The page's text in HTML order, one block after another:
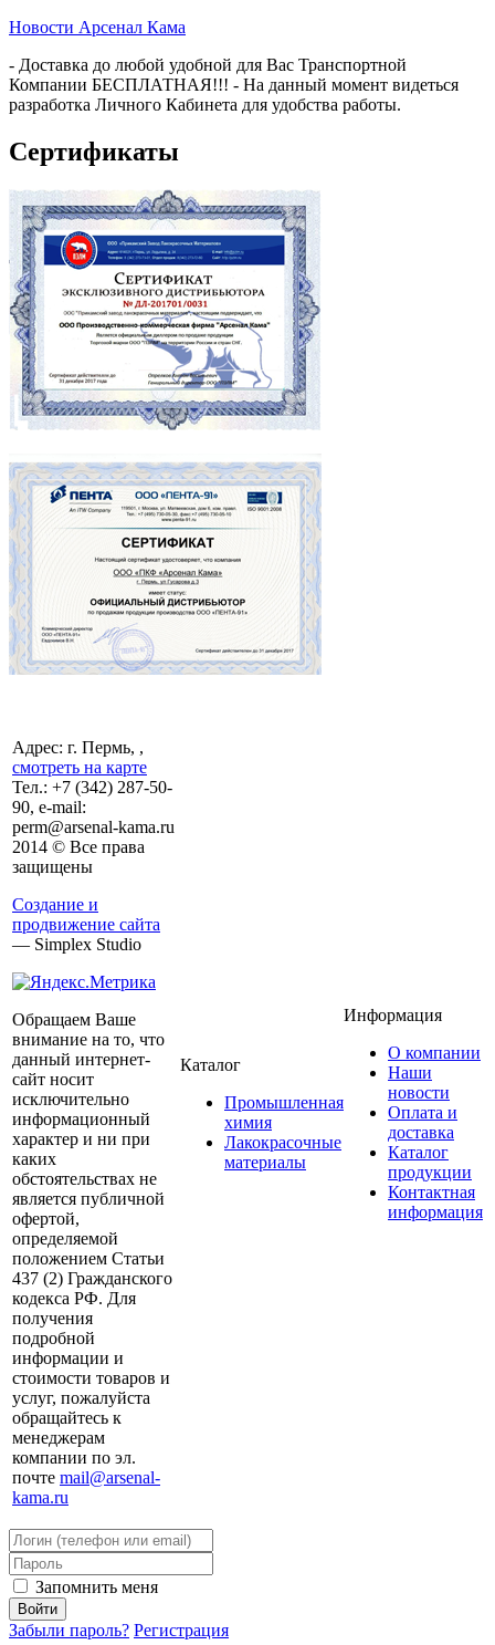
Новости Арсенал Кама
- Доставка до любой удобной для Вас Транспортной
Компании БЕСПЛАТНАЯ!!! - На данный момент видеться
разработка Личного Кабинета для удобства работы.
Сертификаты
Адрес: г. Пермь, ,
смотреть на карте
Тел.: +7 (342) 287-50-
90, e-mail:
perm@arsenal-kama.ru
2014 © Все права
защищены
Создание и
продвижение сайта
— Simplex Studio
Обращаем Ваше
внимание на то, что
данный интернет-
сайт носит
исключительно
информационный
характер и ни при
каких
обстоятельствах не
является публичной
офертой,
определяемой
положением Статьи
437 (2) Гражданского
кодекса РФ. Для
получения
подробной
информации и
стоимости товаров и
услуг, пожалуйста
обращайтесь к
менеджерам
компании по эл.
почте mail@arsenal-
kama.ru
Каталог
Промышленная
химия
Лакокрасочные
материалы
Информация
О компании
Наши
новости
Оплата и
доставка
Каталог
продукции
Контактная
информация
Запомнить меня
Забыли пароль? Регистрация